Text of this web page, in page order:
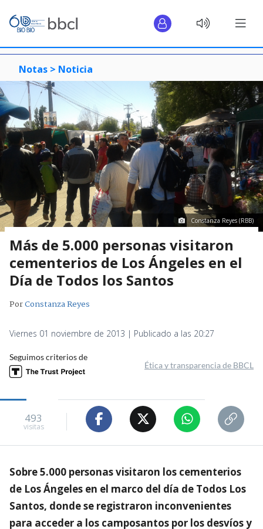
Notas > Noticia
Constanza Reyes (RBB)
Más de 5.000 personas visitaron
cementerios de Los Ángeles en el
Día de Todos los Santos
PorConstanza Reyes
Viernes 01 noviembre de 2013 | Publicado a las 20:27
Seguimos criterios de
Ética y transparencia de BBCL
493
visitas
Sobre 5.000 personas visitaron los cementerios
de Los Ángeles en el marco del día de Todos Los
Santos, donde se registraron inconvenientes
para acceder a los camposantos por los desvíos y